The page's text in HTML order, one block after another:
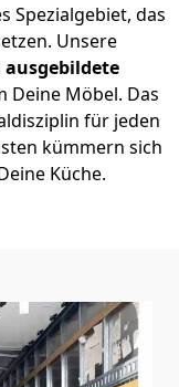
Spezialgebiet, das
Unsere
ausgebildete
Deine Möbel. Das
für jeden
kümmern sich
Küche.